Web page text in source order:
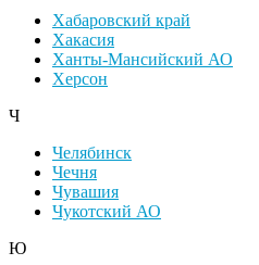
Хабаровский край
Хакасия
Ханты-Мансийский АО
Херсон
Ч
Челябинск
Чечня
Чувашия
Чукотский АО
Ю